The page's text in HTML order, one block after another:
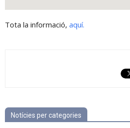
Tota la informació, aquí.
Notícies per categories